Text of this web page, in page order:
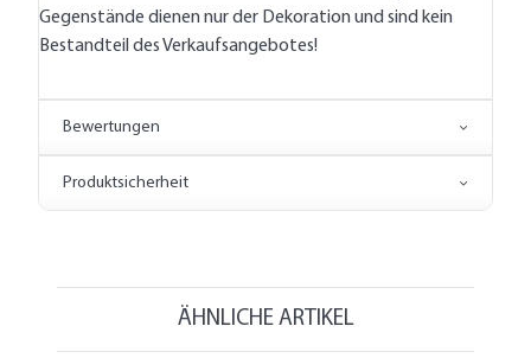
Gegenstände dienen nur der Dekoration und sind kein
Bestandteil des Verkaufsangebotes!
Bewertungen
Produktsicherheit
ÄHNLICHE ARTIKEL